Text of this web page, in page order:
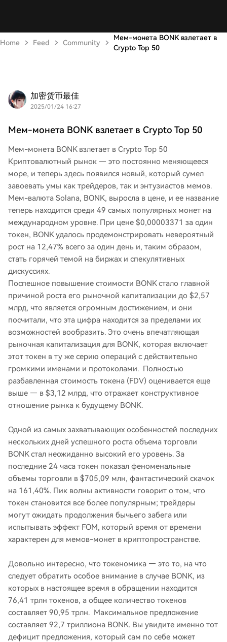
Home Feed Community
Мем-монета BONK взлетает в
Crypto Top 50
加密货币最佳
2025/01/24 16:27
Мем-монета BONK взлетает в Crypto Top 50
Мем-монета BONK взлетает в Crypto Top 50
Криптовалютный рынок — это постоянно меняющееся
море, и теперь здесь появился новый, который сумел
завоевать умы как трейдеров, так и энтузиастов мемов.
Мем-валюта Solana, BONK, выросла в цене, и ее название
теперь находится среди 49 самых популярных монет на
международном уровне. При цене $0,00003371 за один
токен, BONK удалось продемонстрировать невероятный
рост на 12,47% всего за один день и, таким образом,
стать горячей темой на биржах и спекулятивных
дискуссиях.
Поспешное повышение стоимости BONK стало главной
причиной роста его рыночной капитализации до $2,57
млрд, что является огромным достижением, и они
посчитали, что эта цифра находится за пределами их
возможностей вообразить. Это очень впечатляющая
рыночная капитализация для BONK, которая включает
этот токен в ту же серию операций с действительно
громкими именами и протоколами. Полностью
разбавленная стоимость токена (FDV) оценивается еще
выше — в $3,12 млрд, что отражает конструктивное
отношение рынка к будущему BONK.
Одной из самых захватывающих особенностей последних
нескольких дней успешного роста объема торговли
BONK стал неожиданно высокий его уровень. За
последние 24 часа токен показал феноменальные
объемы торговли в $705,09 млн, фантастический скачок
на 161,40%. Пик волны активности говорит о том, что
токен становится все более популярным; трейдеры
могут ожидать продолжения бычьего забега или
испытывать эффект FOM, который время от времени
характерен для мемов-монет в криптопространстве.
Довольно интересно, что токеномика — это то, на что
следует обратить особое внимание в случае BONK, из
которых в настоящее время в обращении находится
76,41 трлн токенов, а общее количество токенов
составляет 90,95 трлн. Максимальное предложение
составляет 92,7 триллиона BONK. Вы увидите именно тот
дефицит предложения, который сам по себе может